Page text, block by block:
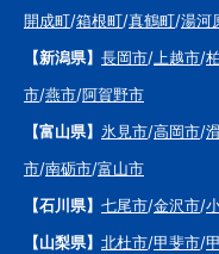
開成町/箱根町/真鶴町/湯河
【新潟県】 長岡市/上越市/
市/燕市/阿賀野市
【富山県】 氷見市/高岡市/
市/南砺市/富山市
【石川県】 七尾市/金沢市/
【山梨県】 北杜市/甲斐市/